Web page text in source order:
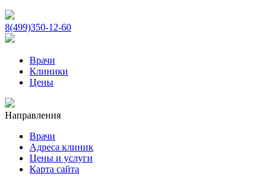
8(499)350-12-60
Врачи
Клиники
Цены
Направления
Врачи
Адреса клиник
Цены и услуги
Карта сайта